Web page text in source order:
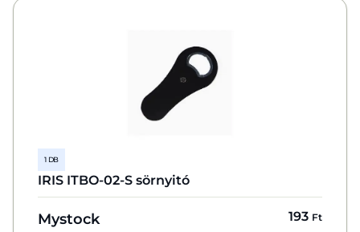
1 DB
IRIS ITBO-02-S sörnyitó
Mystock 193 Ft